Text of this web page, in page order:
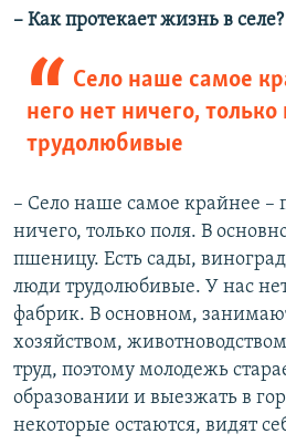
щ
с
л
а
й
д
д
ю
и
й
л
а
й
д
– Как протекает жизнь в селе?
Село наше самое
него нет ничего,
трудолюбивые
– Село наше самое крайнее –
ничего, только поля. В
пшеницу. Есть сады,
люди трудолюбивые. У нас нет
фабрик. В основном,
хозяйством,
труд, поэтому молодежь
образовании и выезжать в
некоторые остаются, видят